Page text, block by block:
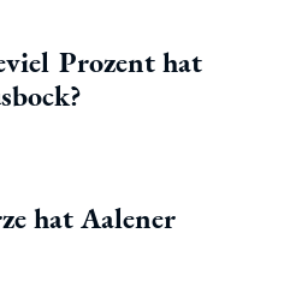
Prozent hat
hat Aalener